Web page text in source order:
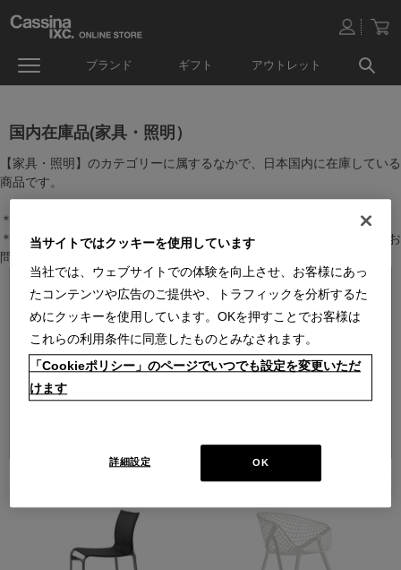
ブランド ギフト アウトレット
国内在庫品(家具・照明）
【家具・照明】のカテゴリーに属するなかで、日本国内に在庫している
商品です。
＊絞り込み機能で商品検索することができます。
＊全店舗で在庫を共有しておりますので、最新の在庫状況についてはお
問い合わせください。
当サイトではクッキーを使用しています
当社では、ウェブサイトでの体験を向上させ、お客様にあっ
たコンテンツや広告のご提供や、トラフィックを分析するた
めにクッキーを使用しています。OKを押すことでお客様は
これらの利用条件に同意したものとみなされます。
「Cookieポリシー」のページでいつでも設定を変更いただ
けます
OK
詳細設定